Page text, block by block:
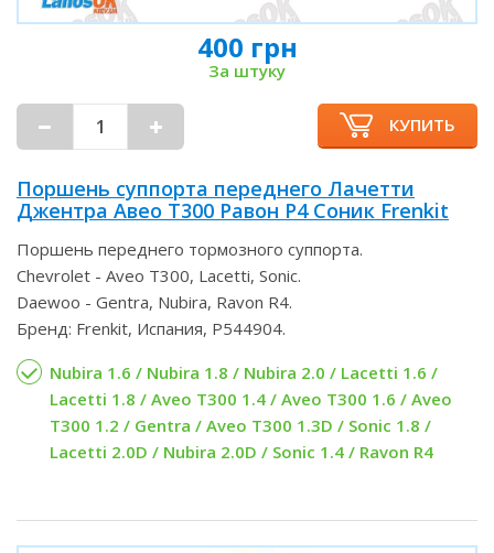
400 грн
За штуку
КУПИТЬ
Поршень суппорта переднего Лачетти
Джентра Авео Т300 Равон Р4 Соник Frenkit
Поршень переднего тормозного суппорта.
Chevrolet - Aveo T300, Lacetti, Sonic.
Daewoo - Gentra, Nubira, Ravon R4.
Бренд: Frenkit, Испания, P544904.
Nubira 1.6 / Nubira 1.8 / Nubira 2.0 / Lacetti 1.6 /
Lacetti 1.8 / Aveo T300 1.4 / Aveo T300 1.6 / Aveo
T300 1.2 / Gentra / Aveo T300 1.3D / Sonic 1.8 /
Lacetti 2.0D / Nubira 2.0D / Sonic 1.4 / Ravon R4